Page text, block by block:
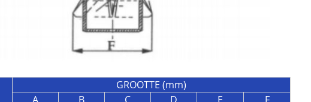
GROOTTE (mm)